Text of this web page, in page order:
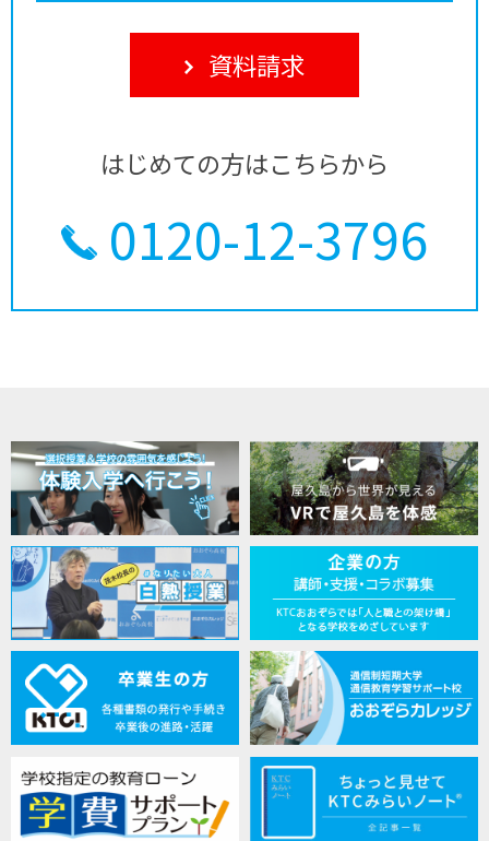
資料請求
はじめての方はこちらから
0120-12-3796